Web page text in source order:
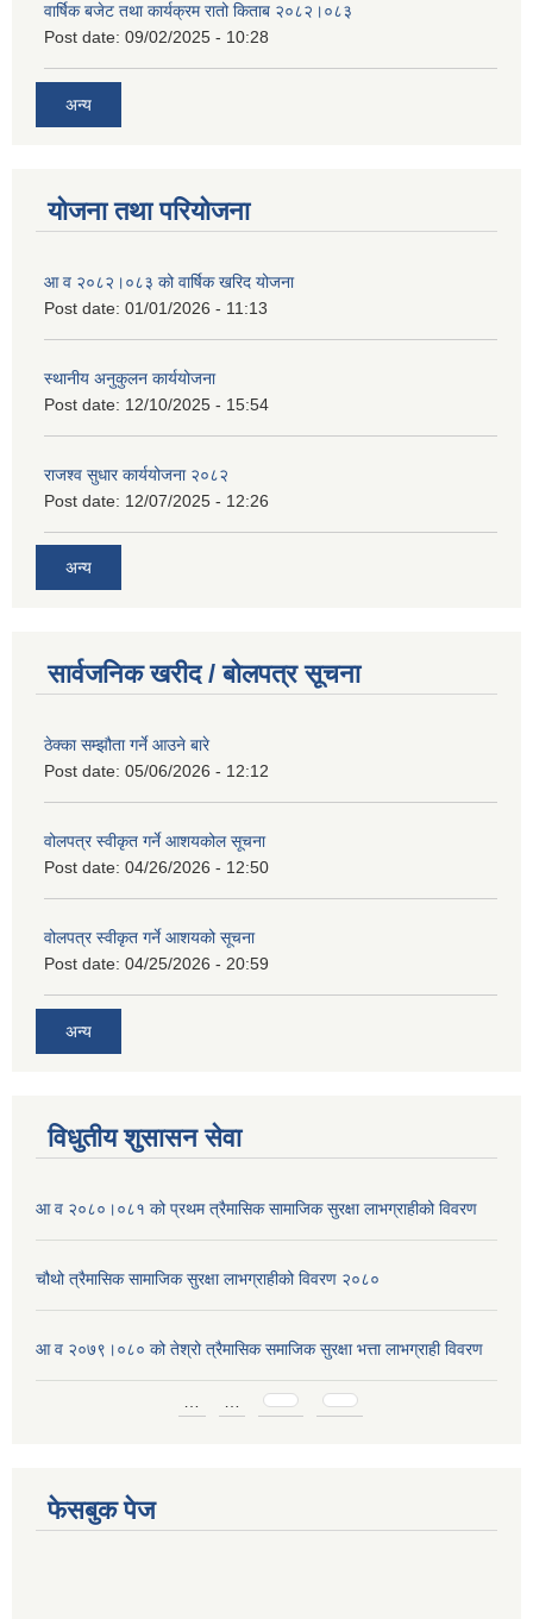
वार्षिक बजेट तथा कार्यक्रम रातो किताब २०८२।०८३
Post date: 09/02/2025 - 10:28
अन्य
योजना तथा परियोजना
आ व २०८२।०८३ को वार्षिक खरिद योजना
Post date: 01/01/2026 - 11:13
स्थानीय अनुकुलन कार्ययोजना
Post date: 12/10/2025 - 15:54
राजश्व सुधार कार्ययोजना २०८२
Post date: 12/07/2025 - 12:26
अन्य
सार्वजनिक खरीद / बोलपत्र सूचना
ठेक्का सम्झौता गर्ने आउने बारे
Post date: 05/06/2026 - 12:12
वोलपत्र स्वीकृत गर्ने आशयकोल सूचना
Post date: 04/26/2026 - 12:50
वोलपत्र स्वीकृत गर्ने आशयको सूचना
Post date: 04/25/2026 - 20:59
अन्य
विधुतीय शुसासन सेवा
आ व २०८०।०८१ को प्रथम त्रैमासिक सामाजिक सुरक्षा लाभग्राहीको विवरण
चौथो त्रैमासिक सामाजिक सुरक्षा लाभग्राहीको विवरण २०८०
आ व २०७९।०८० को तेश्रो त्रैमासिक समाजिक सुरक्षा भत्ता लाभग्राही विवरण
फेसबुक पेज